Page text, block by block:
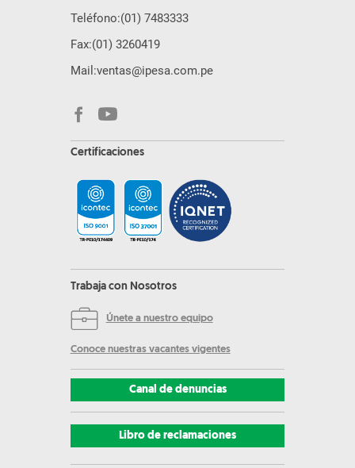
Teléfono:(01) 7483333
Fax:(01) 3260419
Mail:ventas@ipesa.com.pe
Certificaciones
Trabaja con Nosotros
Únete a nuestro equipo
Conoce nuestras vacantes vigentes
Canal de denuncias
Libro de reclamaciones